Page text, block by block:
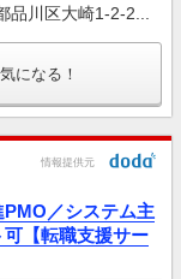
品川区大崎1-2-2...
気になる！
情報提供元
PMO／システム主
【転職支援サー